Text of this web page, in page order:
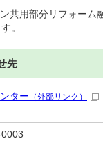
共用部分リフォー
。
先
ター （外部リンク）